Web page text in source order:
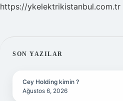
https://ykelektrikistanbul.com.tr
SIDEBAR
SON YAZILAR
Cey Holding kimin ?
Ağustos 6, 2026